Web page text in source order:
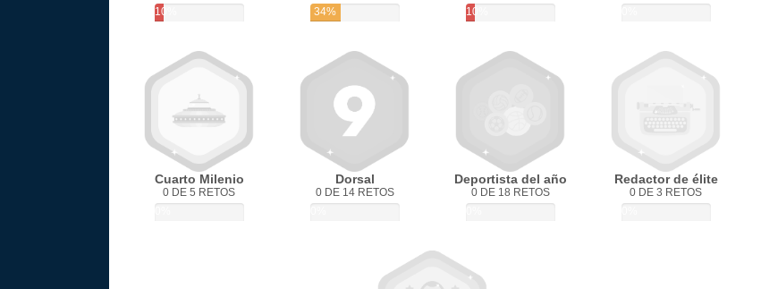
10%
34%
10%
Cuarto Milenio
0 DE 5 RETOS
Dorsal
0 DE 14 RETOS
Deportista del año
0 DE 18 RETOS
Redactor de élite
0 DE 3 RETOS